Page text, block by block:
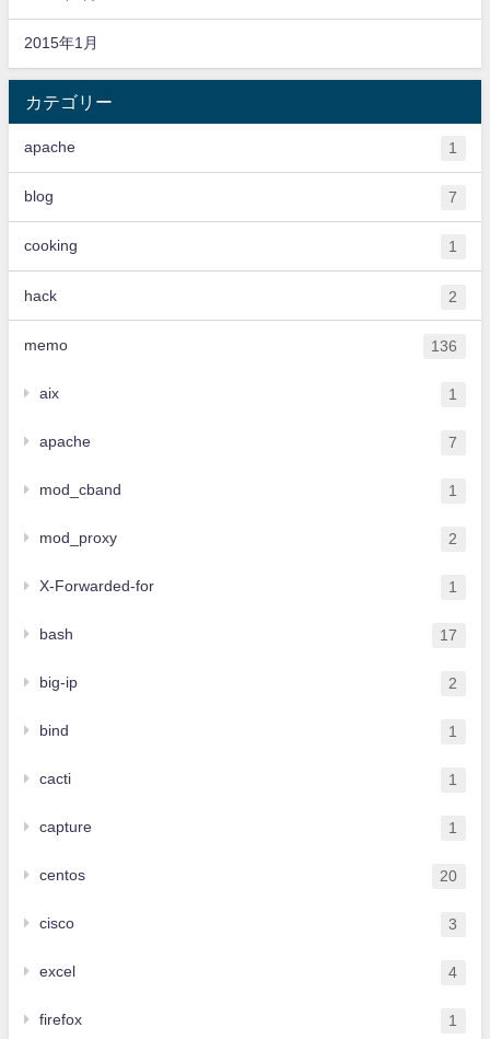
2015年1月
カテゴリー
apache 1
blog 7
cooking 1
hack 2
memo 136
aix 1
apache 7
mod_cband 1
mod_proxy 2
X-Forwarded-for 1
bash 17
big-ip 2
bind 1
cacti 1
capture 1
centos 20
cisco 3
excel 4
firefox 1